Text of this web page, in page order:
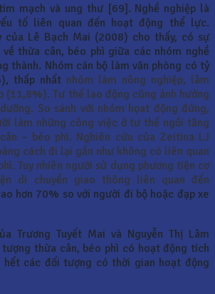
mạch và ung thư [69]. Nghề nghiệp là
tố liên quan đến hoạt động thể lực.
của Lê Bạch Mai (2008) cho thấy, có sự
thừa cân, béo phì giữa các nhóm nghề
thành. Nhóm cán bộ làm văn phòng có tỷ
thấp nhất nhóm làm nông nghiệp, lâm
(11,8%). Tư thế lao động cũng ảnh hưởng
So sánh với nhóm họat động đứng,
làm những công việc ở tư thế ngồi tăng
– béo phì. Nghiên cứu của Zeitina LJ
cách đi lại gần như không có liên quan
Tuy nhiên người sử dụng phương tiện cơ
di chuyển giao thông liên quan đến
hơn 70% so với người đi bộ hoặc đạp xe
Trương Tuyết Mai và Nguyễn Thị Lâm
thừa cân, béo phì có hoạt động tích
các đối tượng có thời gian hoạt động